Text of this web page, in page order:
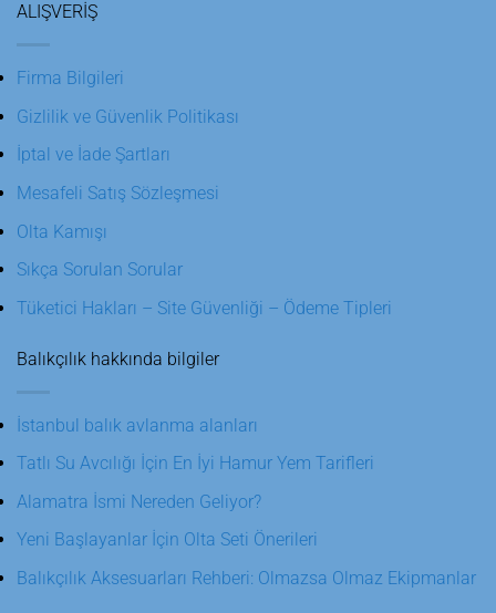
ALIŞVERİŞ
Firma Bilgileri
Gizlilik ve Güvenlik Politikası
İptal ve İade Şartları
Mesafeli Satış Sözleşmesi
Olta Kamışı
Sıkça Sorulan Sorular
Tüketici Hakları – Site Güvenliği – Ödeme Tipleri
Balıkçılık hakkında bilgiler
İstanbul balık avlanma alanları
Tatlı Su Avcılığı İçin En İyi Hamur Yem Tarifleri
Alamatra İsmi Nereden Geliyor?
Yeni Başlayanlar İçin Olta Seti Önerileri
Balıkçılık Aksesuarları Rehberi: Olmazsa Olmaz Ekipmanlar